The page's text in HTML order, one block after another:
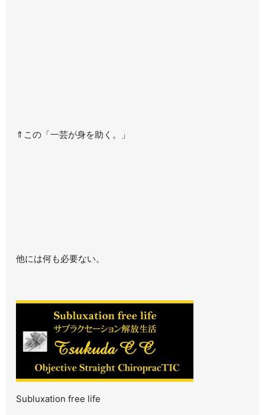
⇑この「一芸が身を助く。」
他には何も必要ない。
Subluxation free life